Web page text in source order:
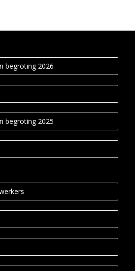
begroting 2026
begroting 2025